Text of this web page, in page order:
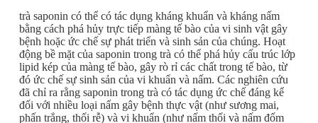
trà saponin có thể có tác dụng kháng khuẩn và kháng nấm
bằng cách phá hủy trực tiếp màng tế bào của vi sinh vật gây
bệnh hoặc ức chế sự phát triển và sinh sản của chúng. Hoạt
động bề mặt của saponin trong trà có thể phá hủy cấu trúc lớp
lipid kép của màng tế bào, gây rò rỉ các chất trong tế bào, từ
đó ức chế sự sinh sản của vi khuẩn và nấm. Các nghiên cứu
đã chỉ ra rằng saponin trong trà có tác dụng ức chế đáng kể
đối với nhiều loại nấm gây bệnh thực vật (như sương mai,
phấn trắng, thối rễ) và vi khuẩn (như nấm thối và nấm đốm